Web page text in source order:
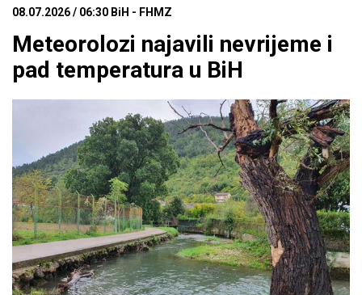
08.07.2026 / 06:30 BiH - FHMZ
Meteorolozi najavili nevrijeme i
pad temperatura u BiH